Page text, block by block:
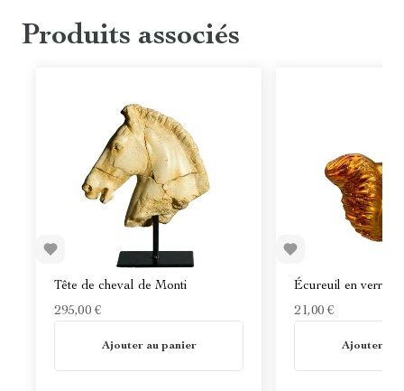
Produits associés
Tête de cheval de Monti
295,00 €
Ajouter au panier
Écureuil en verre
21,00 €
Ajouter au